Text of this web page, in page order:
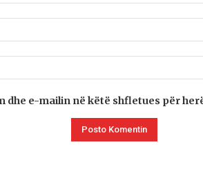
dhe e-mailin në këtë shfletues për